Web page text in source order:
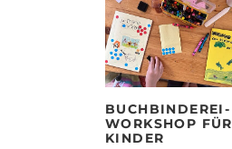
BUCHBINDEREI-
WORKSHOP FÜR
KINDER